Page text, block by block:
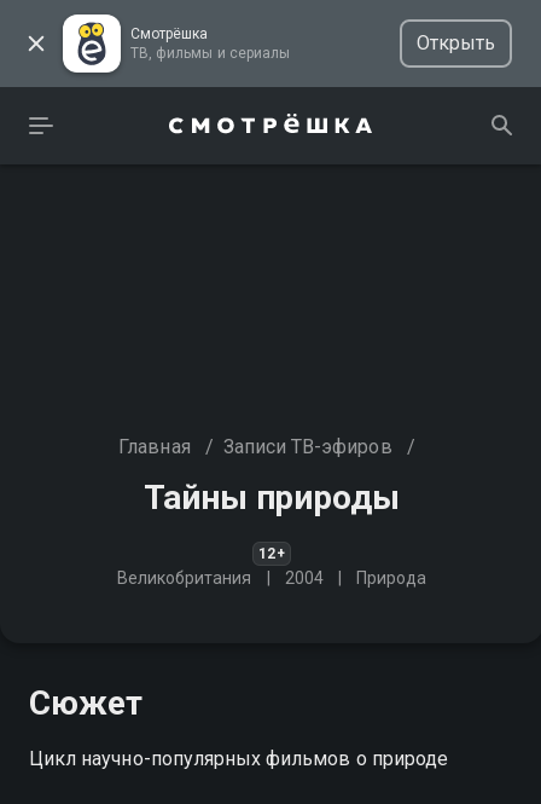
Смотрёшка
ТВ, фильмы и сериалы
Открыть
Главная / Записи ТВ-эфиров /
Тайны природы
12+
Великобритания 2004 Природа
Сюжет
Цикл научно-популярных фильмов о природе